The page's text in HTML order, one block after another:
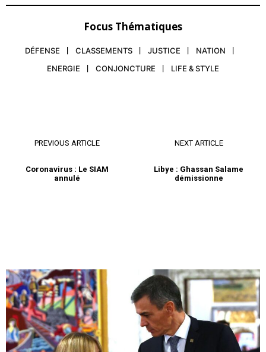
Focus Thématiques
DÉFENSE CLASSEMENTS JUSTICE
NATION
ENERGIE
CONJONCTURE LIFE & STYLE
PREVIOUS ARTICLE
Coronavirus : Le SIAM
annulé
NEXT ARTICLE
Libye : Ghassan Salame
démissionne